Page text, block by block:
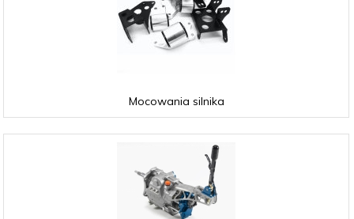
Mocowania silnika